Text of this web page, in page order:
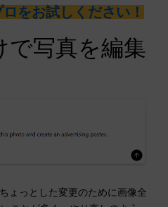
をお試しください！
で写真を編集
ょっとした変更のために画像全